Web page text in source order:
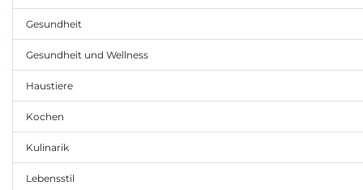
Gesundheit
Gesundheit und Wellness
Haustiere
Kochen
Kulinarik
Lebensstil